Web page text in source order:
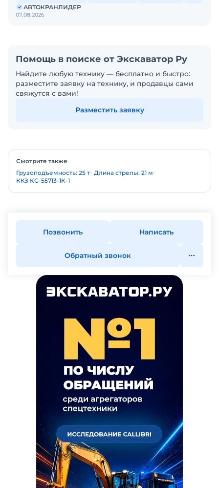
07.08.2026
АВТОКРАНЛИДЕР
Помощь в поиске от Экскаватор Ру
Найдите любую технику — бесплатно и быстро:
разместите заявку на технику, и продавцы сами
свяжутся с вами!
Разместить заявку
Смотрите также
Грузоподъемность: 25 т Длина стрелы: 21 м
ККЗ КС-55713-1К-1
Позвонить Написать
Обратный звонок